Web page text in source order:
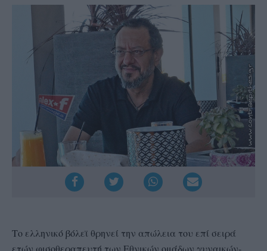
Το ελληνικό βόλεϊ θρηνεί την απώλεια του επί σειρά
ετών φισοθεραπευτή των Εθνικών ομάδων γυναικών-